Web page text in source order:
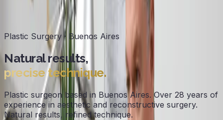
Estudios prequirúrgicos coordinados
Atención presencial o virtual
Plastic Surgery · Buenos Aires
Natural results,
precise technique.
Plastic surgeon based in Buenos Aires. Over 28 years of
experience in aesthetic and reconstructive surgery.
Natural results, refined technique.